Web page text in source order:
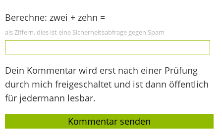
Berechne: zwei + zehn =
als Ziffern, dies ist eine Sicherheitsabfrage gegen Spam
Dein Kommentar wird erst nach einer Prüfung
durch mich freigeschaltet und ist dann öffentlich
für jedermann lesbar.